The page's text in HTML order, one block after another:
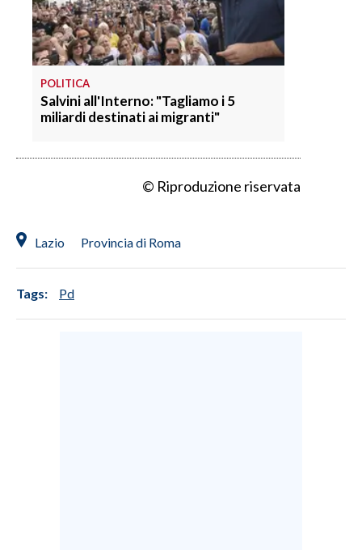
POLITICA
Salvini all'Interno: "Tagliamo i 5
miliardi destinati ai migranti"
© Riproduzione riservata
Lazio Provincia di Roma
Tags: Pd